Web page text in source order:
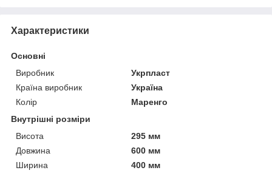
Характеристики
Основні
Виробник
Укрпласт
Країна виробник
Україна
Колір
Маренго
Внутрішні розміри
Висота
295 мм
Довжина
600 мм
Ширина
400 мм